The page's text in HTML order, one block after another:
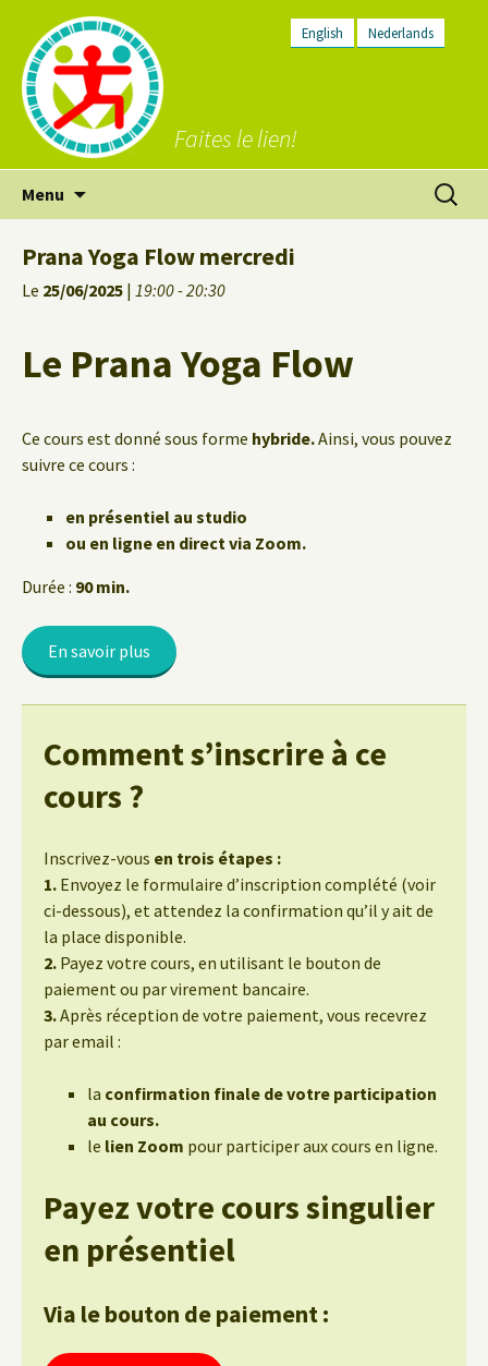
English Nederlands
Faites le lien!
Menu
Prana Yoga Flow mercredi
Le 25/06/2025 | 19:00 - 20:30
Le Prana Yoga Flow
Ce cours est donné sous forme hybride.Ainsi, vous pouvez
suivre ce cours :
en présentiel au studio
ou en ligne en direct via Zoom.
Durée : 90 min.
En savoir plus
Comment s’inscrire à ce
cours ?
Inscrivez-vous en trois étapes :
1. Envoyez le formulaire d’inscription complété (voir
ci-dessous), et attendez la confirmation qu’il y ait de
la place disponible.
2. Payez votre cours, en utilisant le bouton de
paiement ou par virement bancaire.
3.Après réception de votre paiement, vous recevrez
par email :
la confirmation finale de votre participation
au cours.
le lien Zoom pour participer aux cours en ligne.
Payez votre cours singulier
en présentiel
Via le bouton de paiement :